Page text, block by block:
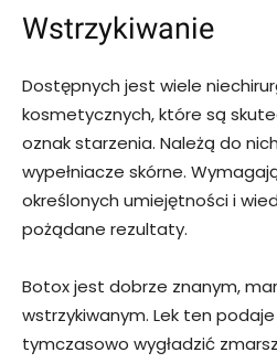
Wstrzykiwanie
Dostępnych jest wiele
kosmetycznych, które są
oznak starzenia. Należą do
wypełniacze skórne.
określonych umiejętności i
pożądane rezultaty.
Botox jest dobrze znanym,
wstrzykiwanym. Lek ten podaje
tymczasowo wygładzić